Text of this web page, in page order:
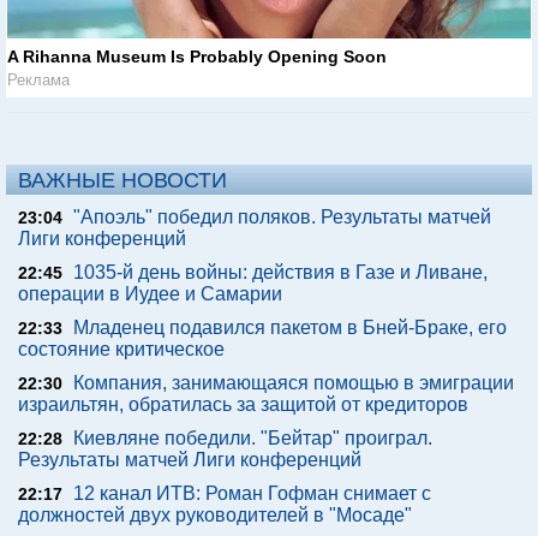
A Rihanna Museum Is Probably Opening Soon
Реклама
ВАЖНЫЕ НОВОСТИ
23:04 "Апоэль" победил поляков. Результаты матчей
Лиги конференций
22:45
1035-й день войны: действия в Газе и Ливане,
операции в Иудее и Самарии
22:33
Младенец подавился пакетом в Бней-Браке, его
состояние критическое
22:30
Компания, занимающаяся помощью в эмиграции
израильтян, обратилась за защитой от кредиторов
22:28
Киевляне победили. "Бейтар" проиграл.
Результаты матчей Лиги конференций
22:17
12 канал ИТВ: Роман Гофман снимает с
должностей двух руководителей в "Мосаде"